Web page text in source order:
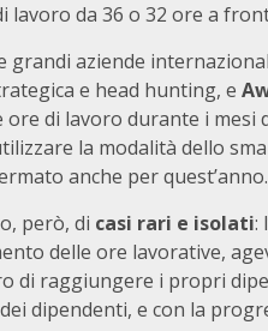
lavoro da 36 o 32 ore a
grandi aziende
e head hunting, e
ore di lavoro durante i mesi
la modalità dello
anche per quest’anno.
però, di casi rari e isolati:
delle ore lavorative,
di raggiungere i propri
dipendenti, e con la